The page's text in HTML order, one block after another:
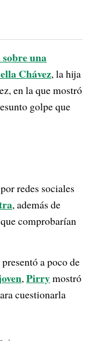
una
Chávez, la hija
en la que mostró
golpe que
redes sociales
, además de
comprobarían
a poco de
,Pirrymostró
cuestionarla